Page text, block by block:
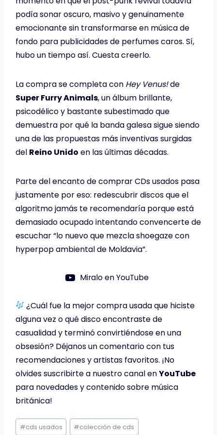
podía sonar oscuro, masivo y genuinamente
emocionante sin transformarse en música de
fondo para publicidades de perfumes caros. Sí,
hubo un tiempo así. Cuesta creerlo.
La compra se completa con Hey Venus!de
Super Furry Animals, un álbum brillante,
psicodélico y bastante subestimado que
demuestra por qué la banda galesa sigue siendo
una de las propuestas más inventivas surgidas
del Reino Unido en las últimas décadas.
Parte del encanto de comprar CDs usados pasa
justamente por eso: redescubrir discos que el
algoritmo jamás te recomendaría porque está
demasiado ocupado intentando convencerte de
escuchar “lo nuevo que mezcla shoegaze con
hyperpop ambiental de Moldavia”.
Miralo en YouTube
¿Cuál fue la mejor compra usada que hiciste
alguna vez o qué disco encontraste de
casualidad y terminó convirtiéndose en una
obsesión? Déjanos un comentario con tus
recomendaciones y artistas favoritos. ¡No
olvides suscribirte a nuestro canal enYouTube
para novedades y contenido sobre música
británica!
Etiquetas
#cds usados #colección de cds